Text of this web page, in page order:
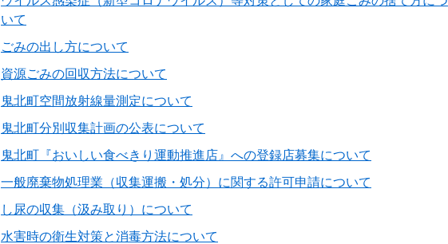
いて
ごみの出し方について
資源ごみの回収方法について
鬼北町空間放射線量測定について
鬼北町分別収集計画の公表について
鬼北町『おいしい食べきり運動推進店』への登録店募集について
一般廃棄物処理業（収集運搬・処分）に関する許可申請について
し尿の収集（汲み取り）について
水害時の衛生対策と消毒方法について